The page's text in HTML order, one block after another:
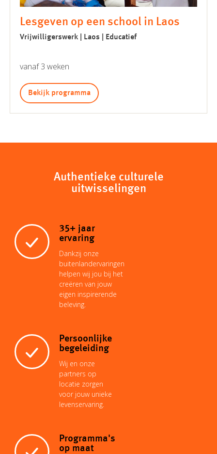
Lesgeven op een school in Laos
Vrijwilligerswerk | Laos | Educatief
vanaf 3 weken
Bekijk programma
Authentieke culturele
uitwisselingen
35+ jaar
ervaring
Dankzij onze
buitenlandervaringen
helpen wij jou bij het
creëren van jouw
eigen inspirerende
beleving.
Persoonlijke
begeleiding
Wij en onze
partners op
locatie zorgen
voor jouw unieke
levenservaring.
Programma's
op maat